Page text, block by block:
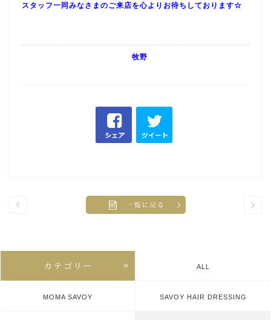
スタッフ一同みなさまのご来店を心よりお待ちしております☆
牧野
ALL
MOMA SAVOY SAVOY HAIR DRESSING